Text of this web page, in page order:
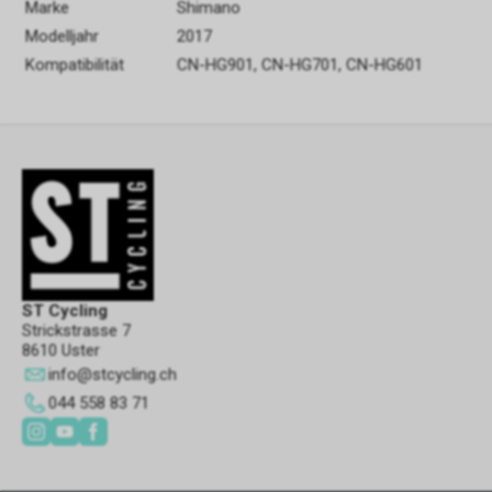
Marke
Shimano
Modelljahr
2017
Kompatibilität
CN-HG901, CN-HG701, CN-HG601
ST Cycling
Strickstrasse 7
8610 Uster
info@stcycling.ch
044 558 83 71